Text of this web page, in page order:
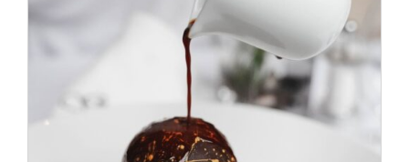
ADD TO CART DÉTAILS